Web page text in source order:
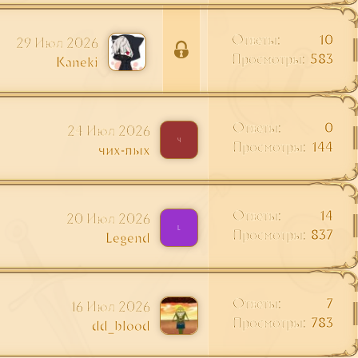
29 Июл 2026
Kaneki
З
к
ы
т
а
Ответы
10
Просмотры 583
24 Июл 2026
чих-пых
Ч
Ответы
0
Просмотры 144
20 Июл 2026
Legend
L
Ответы
14
Просмотры 837
16 Июл 2026
dd_blood
Ответы
7
Просмотры 783